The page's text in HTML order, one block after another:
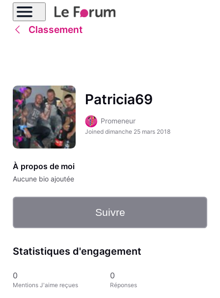
Classement
Patricia69
Promeneur
Joined dimanche 25 mars 2018
À propos de moi
Aucune bio ajoutée
Suivre
Statistiques d'engagement
0
Mentions J'aime reçues
0
Réponses